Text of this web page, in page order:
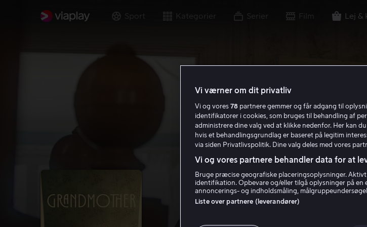
Sport Kategorier Serier Film Lej &
Vi værner om dit privatliv
Vi og vores 78 partnere gemmer og får adgang til
identifikatorer i cookies, som bruges til behandling af
administrere dine valg ved at klikke nedenfor. Her kan
hvis et behandlingsgrundlag er baseret på legitim
via siden Privatlivspolitik. Dine valg deles med vores
Vi og vores partnere behandler data for at
Bruge præcise geografiske placeringsoplysninger.
identifikation. Opbevare og/eller tilgå oplysninger på en
annoncerings- og indholdsmåling,
Liste over partnere (leverandører)